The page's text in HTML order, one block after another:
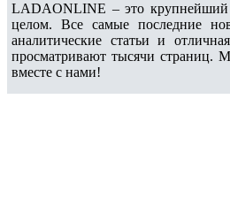
LADAONLINE – это крупнейший
целом. Все самые последние
аналитические статьи и
просматривают тысячи страниц.
вместе с нами!